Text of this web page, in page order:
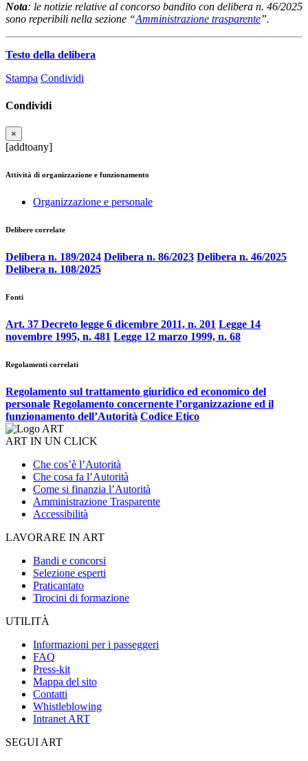
Nota: le notizie relative al concorso bandito con delibera n. 46/2025
sono reperibili nella sezione “Amministrazione trasparente”.
Testo della delibera
Stampa Condividi
Condividi
×
[addtoany]
Attività di organizzazione e funzionamento
Organizzazione e personale
Delibere correlate
Delibera n. 189/2024 Delibera n. 86/2023 Delibera n. 46/2025
Delibera n. 108/2025
Fonti
Art. 37 Decreto legge 6 dicembre 2011, n. 201 Legge 14
novembre 1995, n. 481 Legge 12 marzo 1999, n. 68
Regolamenti correlati
Regolamento sul trattamento giuridico ed economico del
personale Regolamento concernente l’organizzazione ed il
funzionamento dell’Autorità Codice Etico
ART IN UN CLICK
Che cos’è l’Autorità
Che cosa fa l’Autorità
Come si finanzia l’Autorità
Amministrazione Trasparente
Accessibilità
LAVORARE IN ART
Bandi e concorsi
Selezione esperti
Praticantato
Tirocini di formazione
UTILITÀ
Informazioni per i passeggeri
FAQ
Press-kit
Mappa del sito
Contatti
Whistleblowing
Intranet ART
SEGUI ART